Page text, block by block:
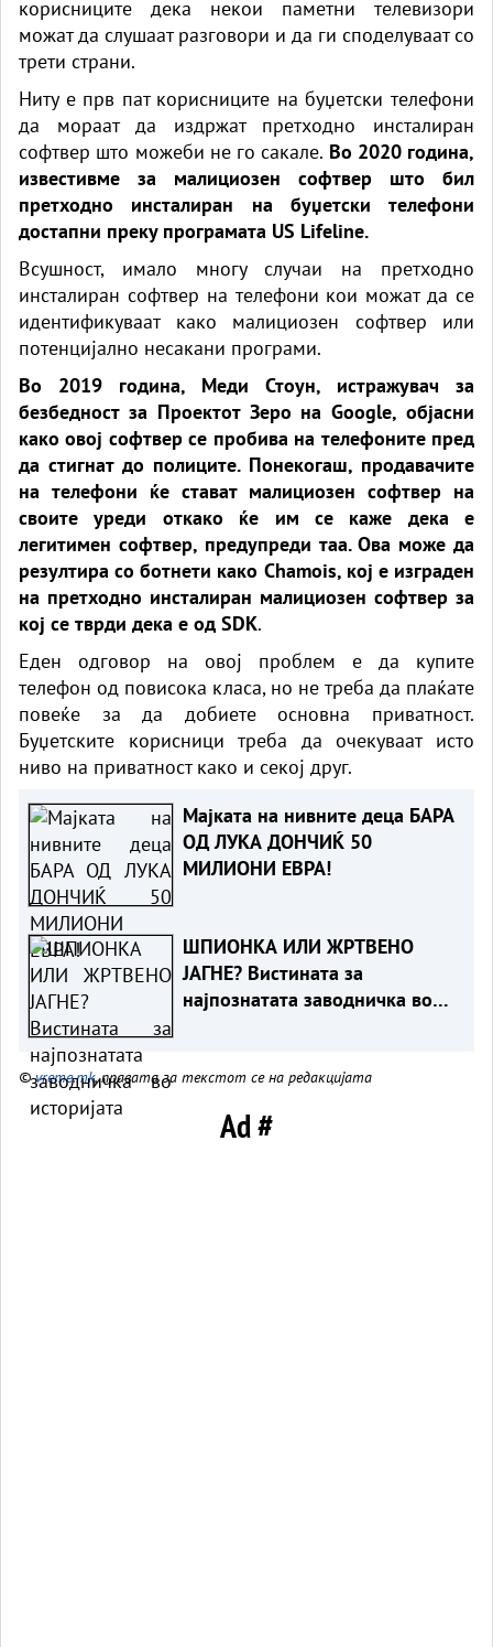
корисниците дека некои паметни телевизори
можат да слушаат разговори и да ги споделуваат со
трети страни.
Ниту е прв пат корисниците на буџетски телефони
да мораат да издржат претходно инсталиран
софтвер што можеби не го сакале. Во 2020 година,
известивме за малициозен софтвер што бил
претходно инсталиран на буџетски телефони
достапни преку програмата US Lifeline.
Всушност, имало многу случаи на претходно
инсталиран софтвер на телефони кои можат да се
идентификуваат како малициозен софтвер или
потенцијално несакани програми.
Во 2019 година, Меди Стоун, истражувач за
безбедност за Проектот Зеро на Google, објасни
како овој софтвер се пробива на телефоните пред
да стигнат до полиците. Понекогаш, продавачите
на телефони ќе стават малициозен софтвер на
своите уреди откако ќе им се каже дека е
легитимен софтвер, предупреди таа. Ова може да
резултира со ботнети како Chamois, кој е изграден
на претходно инсталиран малициозен софтвер за
кој се тврди дека е од SDK.
Еден одговор на овој проблем е да купите
телефон од повисока класа, но не треба да плаќате
повеќе за да добиете основна приватност.
Буџетските корисници треба да очекуваат исто
ниво на приватност како и секој друг.
Мајката на нивните деца БАРА
ОД ЛУКА ДОНЧИЌ 50
МИЛИОНИ ЕВРА!
ШПИОНКА ИЛИ ЖРТВЕНО
ЈАГНЕ? Вистината за
најпознатата заводничка во
©vreme.mk, правата за текстот се на редакцијата
Ad #